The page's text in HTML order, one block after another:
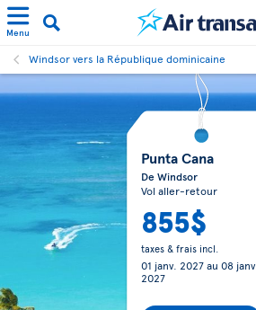
Menu
Windsor vers la République dominicaine
Punta Cana
De Windsor
Vol aller-retour
855$
taxes & frais incl.
01 janv. 2027au 08 janv.
2027